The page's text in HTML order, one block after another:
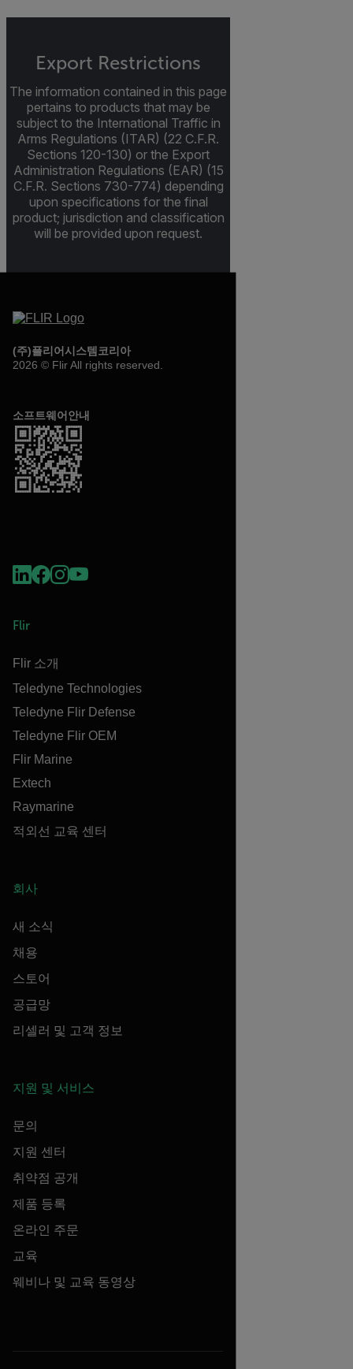
Export Restrictions
The information contained in this page
pertains to products that may be
subject to the International Traffic in
Arms Regulations (ITAR) (22 C.F.R.
Sections 120-130) or the Export
Administration Regulations (EAR) (15
C.F.R. Sections 730-774) depending
upon specifications for the final
product; jurisdiction and classification
will be provided upon request.
(주)플리어시스템코리아
2026 © Flir All rights reserved.
소프트웨어안내
Flir
Flir 소개
Teledyne Technologies
Teledyne Flir Defense
Teledyne Flir OEM
Flir Marine
Extech
Raymarine
적외선 교육 센터
회사
새 소식
채용
스토어
공급망
리셀러 및 고객 정보
지원 및 서비스
문의
지원 센터
취약점 공개
제품 등록
온라인 주문
교육
웨비나 및 교육 동영상